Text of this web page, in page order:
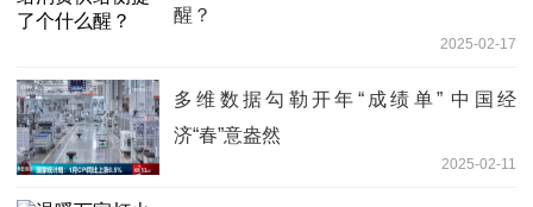
醒？
2025-02-17
多维数据勾勒开年“成绩单” 中国经
济“春”意盎然
2025-02-11